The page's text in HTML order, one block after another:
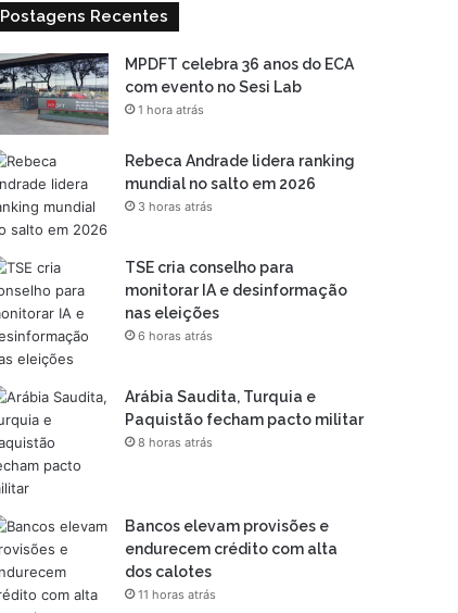
Postagens Recentes
MPDFT celebra 36 anos do ECA
com evento no Sesi Lab
1 hora atrás
Rebeca Andrade lidera ranking
mundial no salto em 2026
3 horas atrás
TSE cria conselho para
monitorar IA e desinformação
nas eleições
6 horas atrás
Arábia Saudita, Turquia e
Paquistão fecham pacto militar
8 horas atrás
Bancos elevam provisões e
endurecem crédito com alta
dos calotes
11 horas atrás